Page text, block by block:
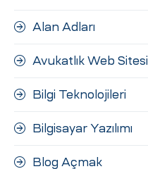
Alan Adları
Avukatlık Web Sitesi
Bilgi Teknolojileri
Bilgisayar Yazılımı
Blog Açmak